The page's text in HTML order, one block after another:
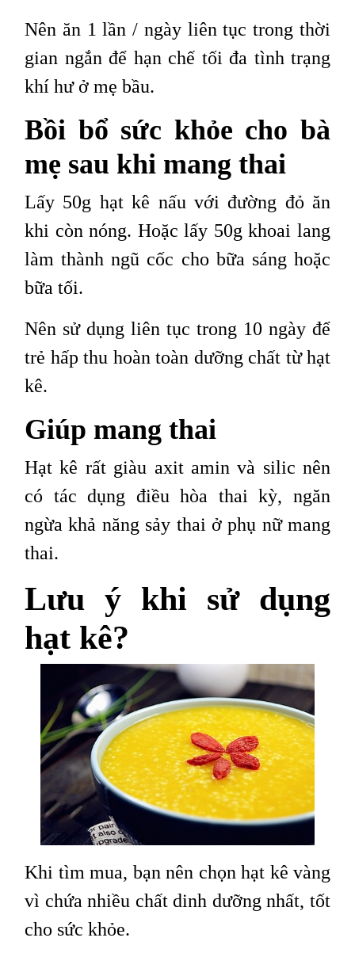
Nên ăn 1 lần / ngày liên tục trong thời
gian ngắn để hạn chế tối đa tình trạng
khí hư ở mẹ bầu.
Bồi bổ sức khỏe cho bà
mẹ sau khi mang thai
Lấy 50g hạt kê nấu với đường đỏ ăn
khi còn nóng. Hoặc lấy 50g khoai lang
làm thành ngũ cốc cho bữa sáng hoặc
bữa tối.
Nên sử dụng liên tục trong 10 ngày để
trẻ hấp thu hoàn toàn dưỡng chất từ ​​hạt
kê.
Giúp mang thai
Hạt kê rất giàu axit amin và silic nên
có tác dụng điều hòa thai kỳ, ngăn
ngừa khả năng sảy thai ở phụ nữ mang
thai.
Lưu ý khi sử dụng
hạt kê?
Khi tìm mua, bạn nên chọn hạt kê vàng
vì chứa nhiều chất dinh dưỡng nhất, tốt
cho sức khỏe.